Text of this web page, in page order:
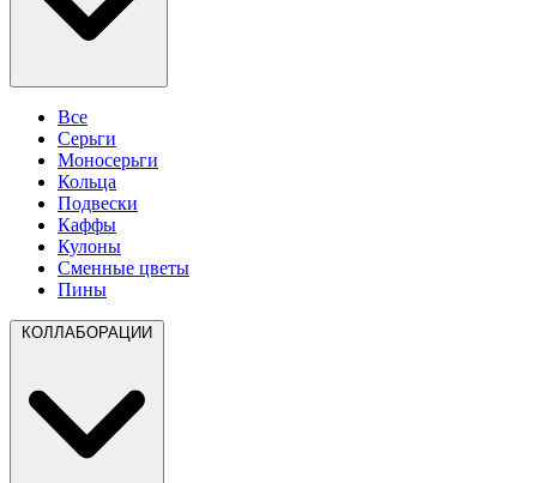
Все
Серьги
Моносерьги
Кольца
Подвески
Каффы
Кулоны
Сменные цветы
Пины